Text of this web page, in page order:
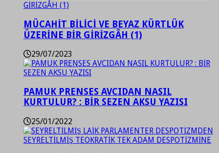
MÜCAHİT BİLİCİ VE BEYAZ KÜRTLÜK
ÜZERİNE BİR GİRİZGÂH (1)
29/07/2023
PAMUK PRENSES AVCIDAN NASIL
KURTULUR? : BİR SEZEN AKSU YAZISI
25/01/2022